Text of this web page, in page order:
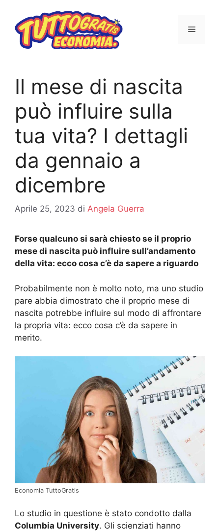
contenuto
MENU
Il mese di nascita
può influire sulla
tua vita? I dettagli
da gennaio a
dicembre
Aprile 25, 2023 di Angela Guerra
Forse qualcuno si sarà chiesto se il proprio
mese di nascita può influire sull’andamento
della vita: ecco cosa c’è da sapere a riguardo
Probabilmente non è molto noto, ma uno studio
pare abbia dimostrato che il proprio mese di
nascita potrebbe influire sul modo di affrontare
la propria vita: ecco cosa c’è da sapere in
merito.
Economia TuttoGratis
Lo studio in questione è stato condotto dalla
Columbia University. Gli scienziati hanno